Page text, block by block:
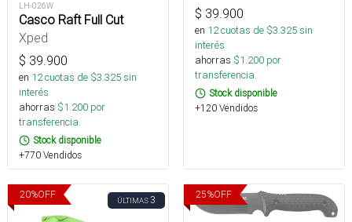
LH-026W
Casco Raft Full Cut
Xped
$ 39.900
en 12cuotas de $3.325sin
interés
ahorras $1.200 por
transferencia.
Stock disponible
+770 Vendidos
$ 39.900
en 12cuotas de $3.325sin
interés
ahorras $1.200 por
transferencia.
Stock disponible
+120 Vendidos
20%OFF
ÚLTIMAS3 25%OFF